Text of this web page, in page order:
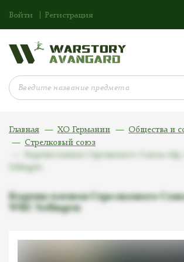
Войти Регистрация
Главная ХО Германии
Общества и
Стрелковый союз
Кортик членов Стрелкового
WKC Solingen